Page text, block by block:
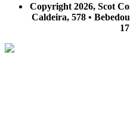
Copyright 2026, Scot
Caldeira, 578 •